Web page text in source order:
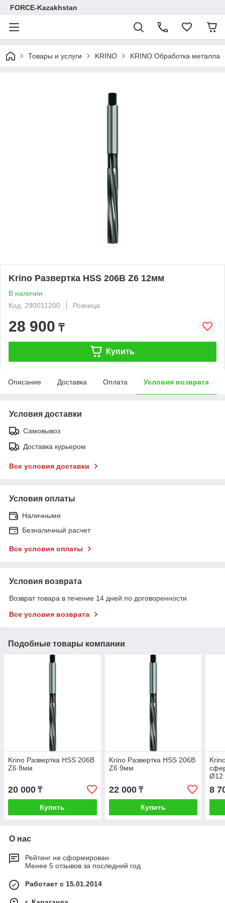
FORCE-Kazakhstan
Товары и услуги KRINO KRINO Обработка металла
Krino Развертка HSS 206B Z6 12мм
В наличии
Код: 290011200
Розница
28 900 ₸
Купить
Описание Доставка Оплата Условия возврата
Условия доставки
Самовывоз
Доставка курьером
Все условия доставки
Условия оплаты
Наличными
Безналичный расчет
Все условия оплаты
Условия возврата
Возврат товара в течение 14 дней по договоренности
Все условия возврата
Подобные товары компании
Krino Развертка HSS 206B
Z6 8мм
20 000 ₸
Купить
Krino Развертка HSS 206B
Z6 9мм
22 000₸
Купить
Ø12
8
О нас
Рейтинг не сформирован
Менее 5 отзывов за последний год
Работает с 15.01.2014